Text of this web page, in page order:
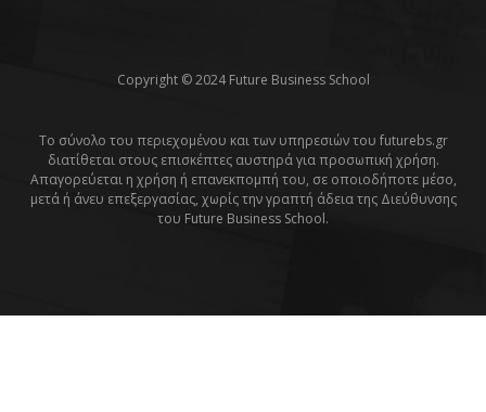
Copyright © 2024 Future Business School
Το σύνολο του περιεχομένου και των υπηρεσιών του futurebs.gr
διατίθεται στους επισκέπτες αυστηρά για προσωπική χρήση.
Απαγορεύεται η χρήση ή επανεκπομπή του, σε οποιοδήποτε μέσο,
μετά ή άνευ επεξεργασίας, χωρίς την γραπτή άδεια της Διεύθυνσης
του Future Business School.